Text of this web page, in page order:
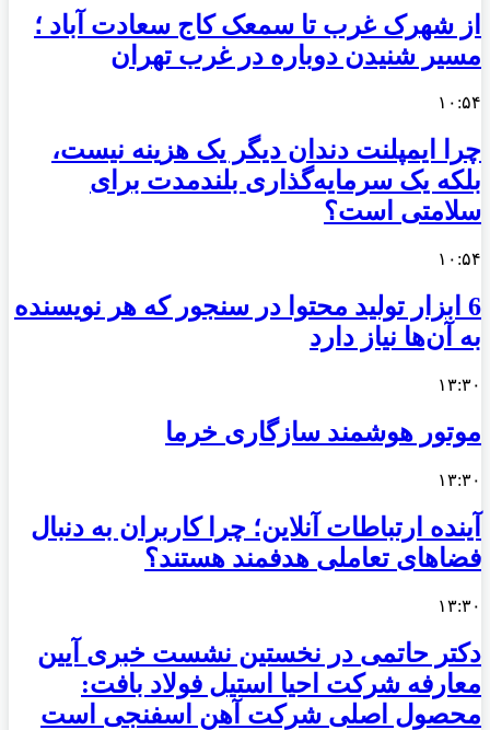
از شهرک غرب تا سمعک کاج سعادت آباد ؛
مسیر شنیدن دوباره در غرب تهران
۱۰:۵۴
چرا ایمپلنت دندان دیگر یک هزینه نیست،
بلکه یک سرمایه‌گذاری بلندمدت برای
سلامتی است؟
۱۰:۵۴
6 ابزار تولید محتوا در سنجور که هر نویسنده
به آن‌ها نیاز دارد
۱۳:۳۰
موتور هوشمند سازگاری خرما
۱۳:۳۰
آینده ارتباطات آنلاین؛ چرا کاربران به دنبال
فضاهای تعاملی هدفمند هستند؟
۱۳:۳۰
دکتر حاتمی در نخستین نشست خبری آیین
معارفه شرکت احیا استیل فولاد بافت:
محصول اصلی شرکت آهن اسفنجی است